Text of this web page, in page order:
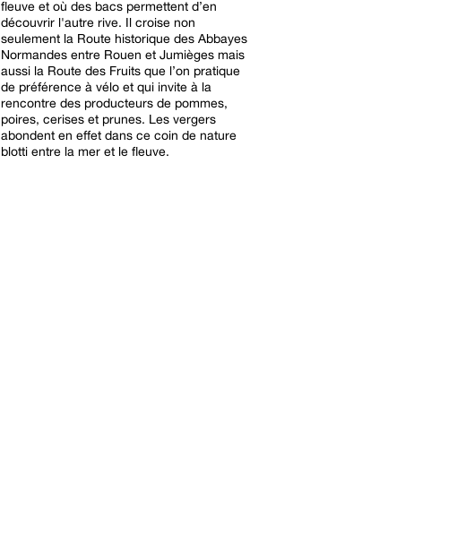
fleuve et où des bacs permettent d’en
découvrir l'autre rive. Il croise non
seulement la Route historique des Abbayes
Normandes entre Rouen et Jumièges mais
aussi la Route des Fruits que l’on pratique
de préférence à vélo et qui invite à la
rencontre des producteurs de pommes,
poires, cerises et prunes. Les vergers
abondent en effet dans ce coin de nature
blotti entre la mer et le fleuve.